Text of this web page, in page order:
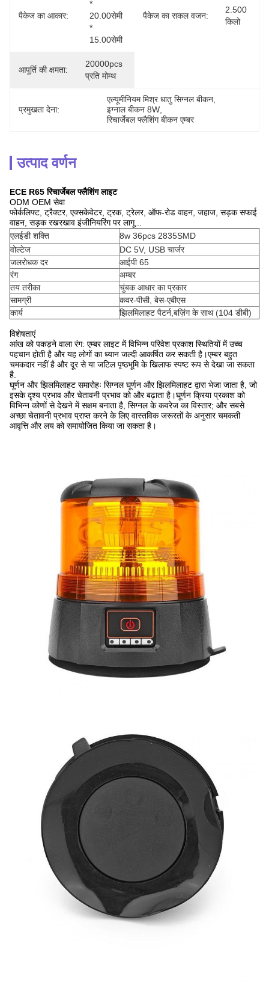
पैकेज का आकार:
*
20.00सेमी
*
15.00सेमी
पैकेज का सकल वजन:
2.500
किलो
आपूर्ति की क्षमता:
20000pcs
प्रति मोम्थ
प्रमुखता देना:
एल्यूमीनियम मिश्र धातु सिग्नल बीकन
इग्नाल बीकन 8W
रिचार्जेबल फ्लैशिंग बीकन एम्बर
उत्पाद वर्णन
ECE R65 रिचार्जेबल फ्लैशिंग लाइट
ODM OEM सेवा
फोर्कलिफ्ट, ट्रैक्टर, एक्सकेवेटर, ट्रक, ट्रेलर, ऑफ-रोड वाहन, जहाज, सड़क सफाई
वाहन, सड़क रखरखाव इंजीनियरिंग पर लागू...
एलईडी शक्ति
8w 36pcs 2835SMD
वोल्टेज
DC 5V, USB चार्जर
जलरोधक दर
आईपी 65
रंग
अम्बर
तय तरीका
चुंबक आधार का प्रकार
सामग्री
कवर-पीसी, बेस-एबीएस
कार्य
झिलमिलाहट पैटर्न,बज़िंग के साथ (104 डीबी)
विशेषताएं
आंख को पकड़ने वाला रंग: एम्बर लाइट में विभिन्न परिवेश प्रकाश स्थितियों में उच्च
पहचान होती है और यह लोगों का ध्यान जल्दी आकर्षित कर सकती है।एम्बर बहुत
चमकदार नहीं है और दूर से या जटिल पृष्ठभूमि के खिलाफ स्पष्ट रूप से देखा जा सकता
है.
घूर्णन और झिलमिलाहट समारोहः सिग्नल घूर्णन और झिलमिलाहट द्वारा भेजा जाता है, जो
इसके दृश्य प्रभाव और चेतावनी प्रभाव को और बढ़ाता है।घूर्णन क्रिया प्रकाश को
विभिन्न कोणों से देखने में सक्षम बनाता है, सिग्नल के कवरेज का विस्तार; और सबसे
अच्छा चेतावनी प्रभाव प्राप्त करने के लिए वास्तविक जरूरतों के अनुसार चमकती
आवृत्ति और लय को समायोजित किया जा सकता है।